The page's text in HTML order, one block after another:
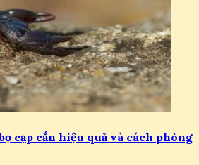
cạp cắn hiệu quả và cách phòng